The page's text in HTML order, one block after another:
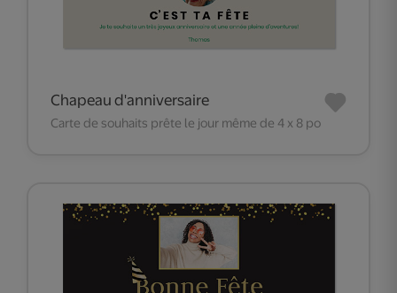
Chapeau d'anniversaire
Carte de souhaits prête le jour même de 4 x 8 po